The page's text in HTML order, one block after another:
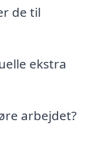
de til
ekstra
arbejdet?